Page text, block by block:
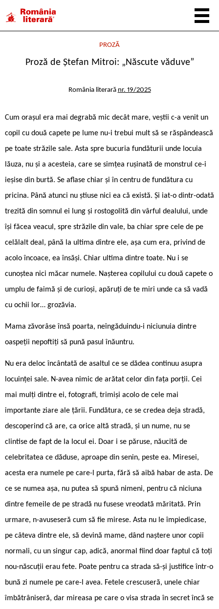
PROZĂ
Proză de Ștefan Mitroi: „Născute văduve”
România literară nr. 19/2025
Cum orașul era mai degrabă mic decât mare, veștii c-a venit un
copil cu două capete pe lume nu-i trebui mult să se răspândească
pe toate străzile sale. Asta spre bucuria fundăturii unde locuia
lăuza, nu și a acesteia, care se simțea rușinată de monstrul ce-i
ieșise din burtă. Se aflase chiar și în centru de fundătura cu
pricina. Până atunci nu știuse nici ea că există. Și iat-o dintr-odată
trezită din somnul ei lung și rostogolită din vârful dealului, unde
își făcea veacul, spre străzile din vale, ba chiar spre cele de pe
celălalt deal, până la ultima dintre ele, așa cum era, privind de
acolo încoace, ea însăși. Chiar ultima dintre toate. Nu i se
cunoștea nici măcar numele. Nașterea copilului cu două capete o
umplu de faimă și de curioși, apăruți de te miri unde ca să vadă
cu ochii lor… grozăvia.
Mama zăvorâse însă poarta, neîngăduindu-i niciunuia dintre
oaspeții nepoftiți să pună pasul înăuntru.
Nu era deloc încântată de asaltul ce se dădea continuu asupra
locuinței sale. N-avea nimic de arătat celor din fața porții. Cei
mai mulți dintre ei, fotografi, trimiși acolo de cele mai
importante ziare ale țării. Fundătura, ce se credea deja stradă,
descoperind că are, ca orice altă stradă, și un nume, nu se
clintise de fapt de la locul ei. Doar i se păruse, năucită de
celebritatea ce dăduse, aproape din senin, peste ea. Miresei,
acesta era numele pe care-l purta, fără să aibă habar de asta. De
ce se numea așa, nu putea să spună nimeni, pentru că niciuna
dintre femeile de pe stradă nu fusese vreodată măritată. Prin
urmare, n-avuseseră cum să fie mirese. Asta nu le împiedicase,
pe câteva dintre ele, să devină mame, dând naștere unor copii
normali, cu un singur cap, adică, anormal fiind doar faptul că toți
nou-născuții erau fete. Poate pentru ca strada să-și justifice într-o
bună zi numele pe care-l avea. Fetele crescuseră, unele chiar
îmbătrâniseră, dar mireasa pe care o visa strada în secret încă se